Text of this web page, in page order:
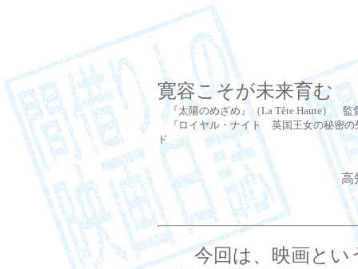
寛容こそが未来育む
『太陽のめざめ』（La Tête Haute） 監
『ロイヤル・ナイト 英国王女の秘密の
ド
高
今回は、映画とい